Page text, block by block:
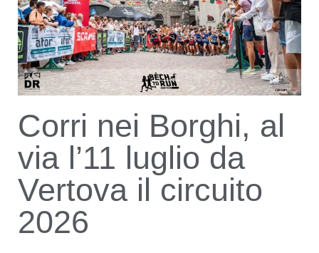
Corri nei Borghi, al
via l’11 luglio da
Vertova il circuito
2026